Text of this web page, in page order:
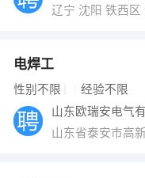
收银员
出纳
编辑
辽宁 沈阳 铁西
电焊工
性别不限 经验不限
山东欧瑞安电气
山东省泰安市高